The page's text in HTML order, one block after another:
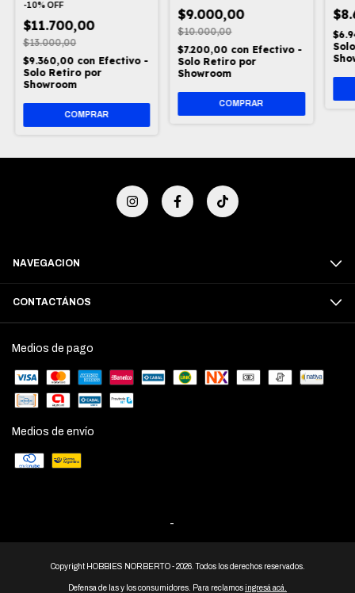
-10%OFF
$11.700,00
$13.000,00
$9.360,00 con Efectivo -
Solo Retiro por
Showroom
COMPRAR
$9.000,00
$10.000,00
$7.200,00 con Efectivo -
Solo Retiro por
Showroom
NAVEGACION
CONTACTÁNOS
Medios de pago
Medios de envío
-
Copyright HOBBIES NORBERTO - 2026. Todos los derechos reservados.
Defensa de las y los consumidores. Para reclamos ingresá acá.